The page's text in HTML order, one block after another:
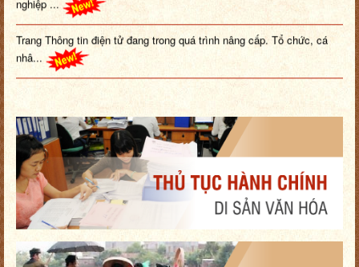
Trang Thông tin điện tử đang trong quá trình nâng cấp. Tổ chức, cá
nhâ...